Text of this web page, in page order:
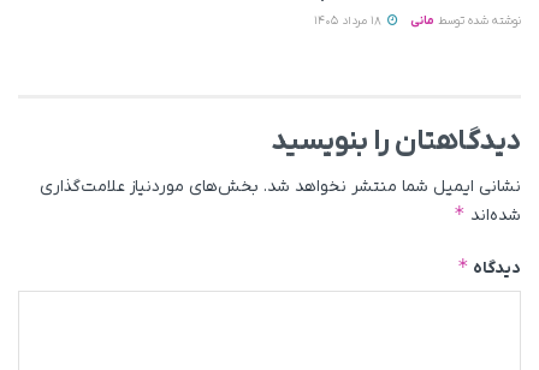
نوشته شده توسط مانی
دیدگاهتان را بنویسید
نشانی ایمیل شما منتشر نخواهد شد. بخش‌های موردنیاز علامت‌گذاری
شده‌اند *
دیدگاه *